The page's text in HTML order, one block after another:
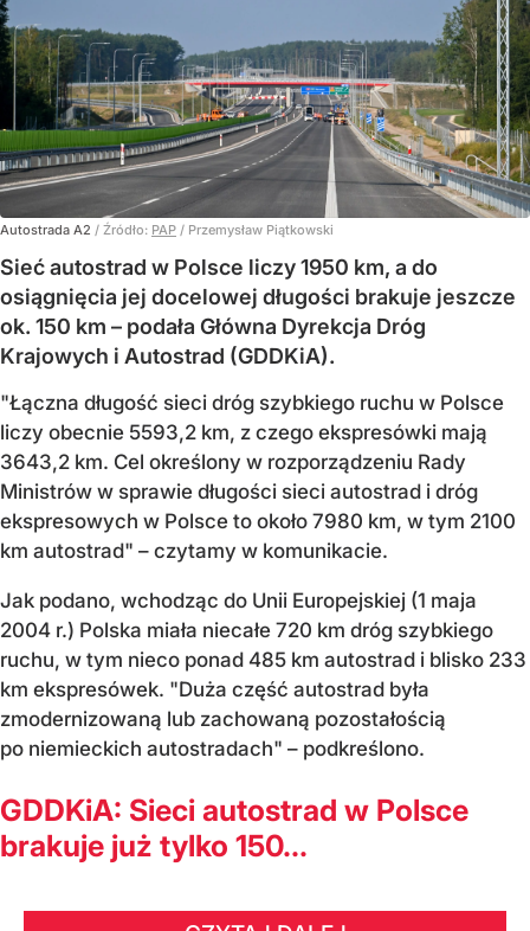
Autostrada A2 / Źródło: PAP / Przemysław Piątkowski
Sieć autostrad w Polsce liczy 1950 km, a do
osiągnięcia jej docelowej długości brakuje jeszcze
ok. 150 km – podała Główna Dyrekcja Dróg
Krajowych i Autostrad (GDDKiA).
"Łączna długość sieci dróg szybkiego ruchu w Polsce
liczy obecnie 5593,2 km, z czego ekspresówki mają
3643,2 km. Cel określony w rozporządzeniu Rady
Ministrów w sprawie długości sieci autostrad i dróg
ekspresowych w Polsce to około 7980 km, w tym 2100
km autostrad" – czytamy w komunikacie.
Jak podano, wchodząc do Unii Europejskiej (1 maja
2004 r.) Polska miała niecałe 720 km dróg szybkiego
ruchu, w tym nieco ponad 485 km autostrad i blisko 233
km ekspresówek. "Duża część autostrad była
zmodernizowaną lub zachowaną pozostałością
po niemieckich autostradach" – podkreślono.
GDDKiA: Sieci autostrad w Polsce
brakuje już tylko 150...